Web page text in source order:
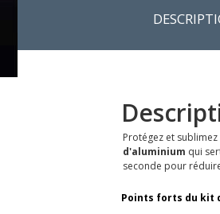
Protégez et
d'aluminium qui
seconde pour
Points forts du kit